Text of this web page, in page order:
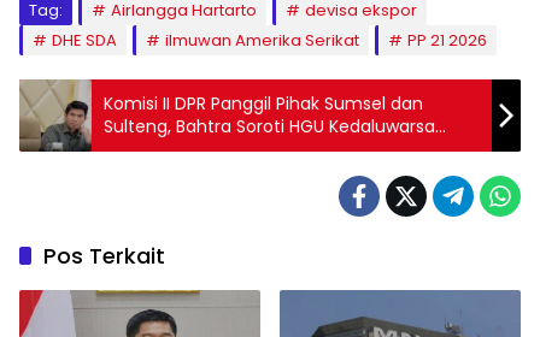
Tag: Airlangga Hartarto
devisa ekspor
DHE SDA
ilmuwan Amerika Serikat PP 21 2026
Komisi II DPR Panggil Pihak Sumsel dan
Sulteng, Bahtra Soroti HGU Kedaluwarsa
hingga Sengketa Tanah Ulayat
Pos Terkait